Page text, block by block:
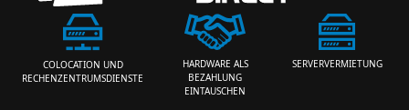
COLOCATION UND
RECHENZENTRUMSDIENSTE
HARDWARE ALS
BEZAHLUNG
EINTAUSCHEN
SERVERVERMIETUNG